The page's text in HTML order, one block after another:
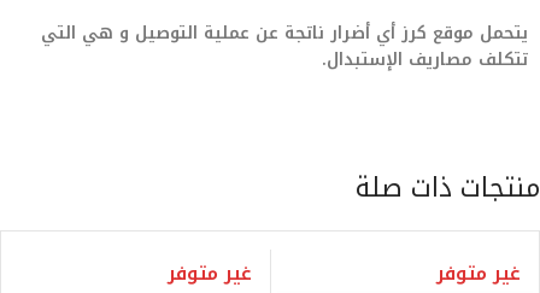
يتحمل موقع كرز أي أضرار ناتجة عن عملية التوصيل و هي التي
تتكلف مصاريف الإستبدال.
منتجات ذات صلة
غير متوفر غير متوفر